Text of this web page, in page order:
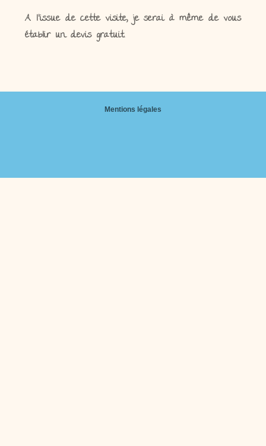
A l’issue de cette visite, je serai à même de vous
établir un devis gratuit.
Mentions légales